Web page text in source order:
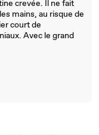
crevée. Il ne fait
mains, au risque de
court de
Avec le grand